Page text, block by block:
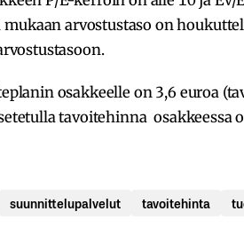
arvostustaso on
osakkeelle on 3,6 euroa
tavoitehinna osakkeessa
suunnittelupalvelut tavoitehinta